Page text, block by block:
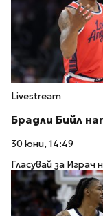
Livestream
Брадли Бийл
30 юни, 14:49
Гласувай за